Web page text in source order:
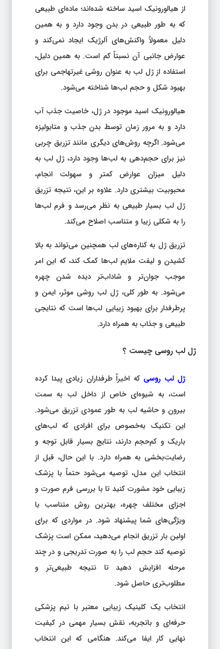
از هیالورونیک اسید ساخته شده‌اند؛ ماده‌ای طبیعی
که به طور طبیعی در بدن وجود دارد و به همین
دلیل معمولاً واکنش‌های آلرژیک ایجاد نمی‌کند و
عوارض جانبی آن نسبتاً کم است. به همین دلیل،
استفاده از ژل لب به عنوان روشی غیرتهاجمی برای
بهبود شکل و حجم لب‌ها شناخته می‌شود.
هیالورونیک اسید موجود در ژل، خاصیت جذب آب
دارد و به مرور زمان توسط بدن جذب و متابولیزه
می‌شود. اگرچه روش‌های دیگری مانند تزریق چربی
نیز برای حجم‌دهی به لب‌ها وجود دارد، ژل لب به
دلیل میزان عوارض کمتر و سهولت انجام،
محبوبیت بیشتری دارد. علاوه بر این، نتیجه تزریق
ژل لب بسیار طبیعی به نظر می‌رسد و فرم لب‌ها
را به شکلی زیبا و متناسب اصلاح می‌کند.
تزریق ژل به کناره‌های لب همچنین می‌تواند به بالا
کشیدن و لیفت ملایم لب‌ها کمک کند، که این امر
موجب جوان‌تر و شاداب‌تر دیده شدن چهره
می‌شود. به طور کلی، ژل لب روشی موثر، ایمن و
پرطرفدار برای بهبود زیبایی لب‌ها است که نتایجی
طبیعی و جذاب به همراه دارد.
ژل لب روسی چیست ؟
ژل لب روسی که اخیراً طرفداران زیادی پیدا کرده
است، به شیوه‌ای خاص از داخل لب به سمت
بیرون و حاشیه لب به طور عمودی تزریق می‌شود.
این تکنیک به‌خصوص برای افرادی که لب‌های
باریک و کم‌حجم دارند، نتایج بسیار قابل توجه و
رضایت‌بخشی به همراه دارد. با این حال، قبل از
انتخاب این مدل، توصیه می‌شود حتماً با پزشک
زیبایی خود مشورت کنید تا با بررسی فرم صورت و
اجزای مختلف چهره، بهترین روش متناسب با
ویژگی‌های شما پیشنهاد شود. در مواردی که برای
اولین بار تزریق انجام می‌دهید، ممکن است پزشک
توصیه کند حجم لب را به صورت تدریجی و در چند
مرحله افزایش دهید تا نتیجه طبیعی‌تر و
مطلوب‌تری حاصل شود.
انتخاب یک کلینیک زیبایی معتبر با تیم پزشکی
حرفه‌ای و باتجربه، نقش بسیار مهمی در کیفیت
نهایی کار ایفا می‌کند. هنگامی که این انتخاب